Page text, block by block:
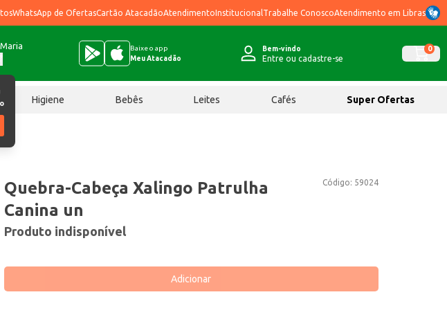
WhatsApp de OfertasCartão AtacadãoAtendimentoInstitucional Trabalhe ConoscoAtendimento em Libras
Baixe o app
Meu Atacadão
Bem-vindo
Entre ou cadastre-se
0
Higiene Bebês Leites Cafés Super Ofertas
Código: 59024
Quebra-Cabeça Xalingo Patrulha
Canina un
Produto indisponível
Adicionar